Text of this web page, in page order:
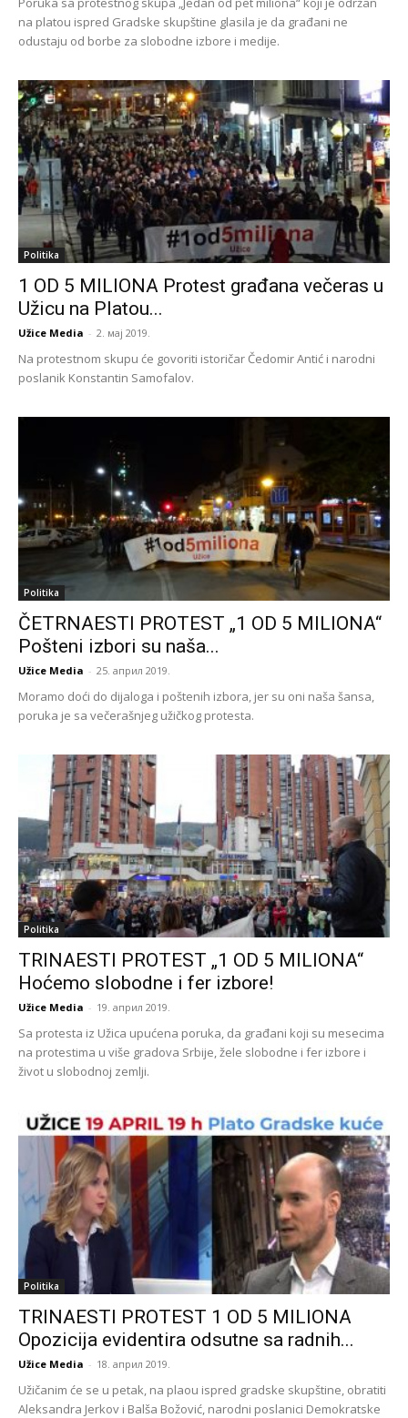
na platou ispred Gradske skupštine glasila je da građani ne
odustaju od borbe za slobodne izbore i medije.
Politika
1 OD 5 MILIONA Protest građana večeras u
Užicu na Platou...
Užice Media - 2. мај 2019.
Na protestnom skupu će govoriti istoričar Čedomir Antić i narodni
poslanik Konstantin Samofalov.
Politika
ČETRNAESTI PROTEST „1 OD 5 MILIONA“
Pošteni izbori su naša...
Užice Media - 25. април 2019.
Moramo doći do dijaloga i poštenih izbora, jer su oni naša šansa,
poruka je sa večerašnjeg užičkog protesta.
Politika
TRINAESTI PROTEST „1 OD 5 MILIONA“
Hoćemo slobodne i fer izbore!
Užice Media - 19. април 2019.
Sa protesta iz Užica upućena poruka, da građani koji su mesecima
na protestima u više gradova Srbije, žele slobodne i fer izbore i
život u slobodnoj zemlji.
Politika
TRINAESTI PROTEST 1 OD 5 MILIONA
Opozicija evidentira odsutne sa radnih...
Užice Media - 18. април 2019.
Užičanim će se u petak, na plaou ispred gradske skupštine, obratiti
Aleksandra Jerkov i Balša Božović, narodni poslanici Demokratske